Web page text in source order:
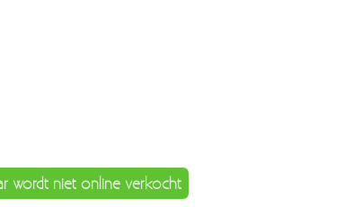
wordt niet online verkocht